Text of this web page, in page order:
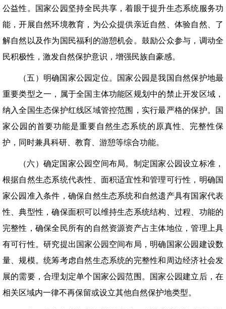
公益性。国家公园坚持全民共享，着眼于提升生态系统服务功
能，开展自然环境教育，为公众提供亲近自然、体验自然、了
解自然以及作为国民福利的游憩机会。鼓励公众参与，调动全
民积极性，激发自然保护意识，增强民族自豪感。
（五）明确国家公园定位。国家公园是我国自然保护地最
重要类型之一，属于全国主体功能区规划中的禁止开发区域，
纳入全国生态保护红线区域管控范围，实行最严格的保护。国
家公园的首要功能是重要自然生态系统的原真性、完整性保
护，同时兼具科研、教育、游憩等综合功能。
（六）确定国家公园空间布局。制定国家公园设立标准，
根据自然生态系统代表性、面积适宜性和管理可行性，明确国
家公园准入条件，确保自然生态系统和自然遗产具有国家代表
性、典型性，确保面积可以维持生态系统结构、过程、功能的
完整性，确保全民所有的自然资源资产占主体地位，管理上具
有可行性。研究提出国家公园空间布局，明确国家公园建设数
量、规模。统筹考虑自然生态系统的完整性和周边经济社会发
展的需要，合理划定单个国家公园范围。国家公园建立后，在
相关区域内一律不再保留或设立其他自然保护地类型。